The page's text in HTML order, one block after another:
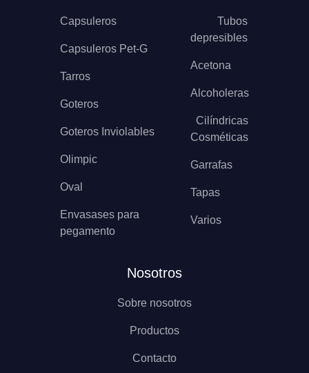
Capsuleros
Capsuleros Pet-G
Tarros
Goteros
Goteros Inviolables
Olimpic
Oval
Envasases para
pegamento
Tubos
depresibles
Acetona
Alcoholeras
Cilíndricas
Cosméticas
Garrafas
Tapas
Varios
Nosotros
Sobre nosotros
Productos
Contacto